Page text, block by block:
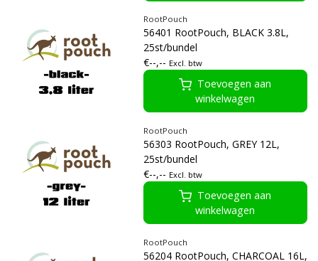
RootPouch
56401 RootPouch, BLACK 3.8L,
25st/bundel
€--,-- Excl. btw
Toevoegen aan
winkelwagen
RootPouch
56303 RootPouch, GREY 12L,
25st/bundel
€--,-- Excl. btw
Toevoegen aan
winkelwagen
RootPouch
56204 RootPouch, CHARCOAL 16L,